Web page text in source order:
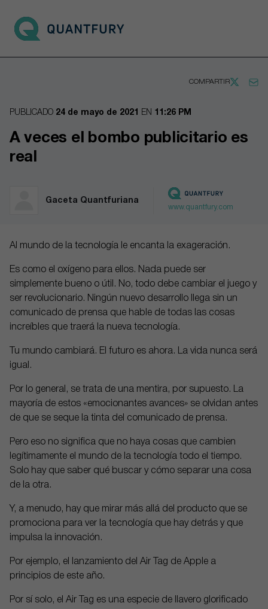
Go to main page
COMPARTIR
PUBLICADO 24 de mayo de 2021 EN 11:26 PM
A veces el bombo publicitario es
real
Gaceta Quantfuriana
www.quantfury.com
Al mundo de la tecnología le encanta la exageración.
Es como el oxígeno para ellos. Nada puede ser
simplemente bueno o útil. No, todo debe cambiar el juego y
ser revolucionario. Ningún nuevo desarrollo llega sin un
comunicado de prensa que hable de todas las cosas
increíbles que traerá la nueva tecnología.
Tu mundo cambiará. El futuro es ahora. La vida nunca será
igual.
Por lo general, se trata de una mentira, por supuesto. La
mayoría de estos «emocionantes avances» se olvidan antes
de que se seque la tinta del comunicado de prensa.
Pero eso no significa que no haya cosas que cambien
legítimamente el mundo de la tecnología todo el tiempo.
Solo hay que saber qué buscar y cómo separar una cosa
de la otra.
Y, a menudo, hay que mirar más allá del producto que se
promociona para ver la tecnología que hay detrás y que
impulsa la innovación.
Por ejemplo, el lanzamiento del Air Tag de Apple a
principios de este año.
Por sí solo, el Air Tag es una especie de llavero glorificado